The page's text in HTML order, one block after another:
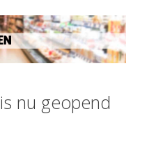
nu geopend